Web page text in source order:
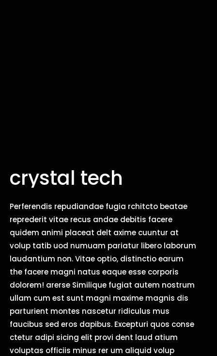
crystal tech
Perferendis repudiandae fugia rchitcto beatae
reprederit vitae recus andae debitis facere
quidem animi placeat delt axime cuuntur at
volup tatib uod numuam pariatur libero laborum
laudantium non. Vitae optio, distinctio earum
the facere magni natus eaque esse corporis
dolorem! arerse Similique fugiat autem nostrum
ullam cum est sunt magni maxime magnis dis
parturient montes nascetur ridiculus mus
faucibus sed eros dapibus. Excepturi quos conse
ctetur adipi sicing elit provi dent laud atium
voluptas officiis minus rer um aliquid volup